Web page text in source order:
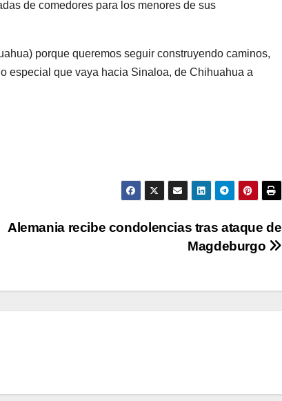
de comedores para los menores de sus
porque queremos seguir construyendo caminos,
especial que vaya hacia Sinaloa, de Chihuahua a
Alemania recibe condolencias tras ataque de
Magdeburgo